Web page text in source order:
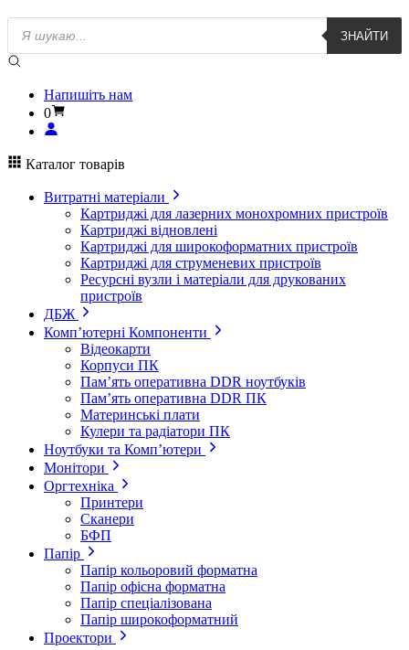
Пошук
товарів
ЗНАЙТИ
Напишіть нам
0
Каталог товарів
Витратні матеріали
Картриджі для лазерних монохромних пристроїв
Картриджі відновлені
Картриджі для широкоформатних пристроїв
Картриджі для струменевих пристроїв
Ресурсні вузли і матеріали для друкованих
пристроїв
ДБЖ
Комп’ютерні Компоненти
Відеокарти
Корпуси ПК
Пам’ять оперативна DDR ноутбуків
Пам’ять оперативна DDR ПК
Материнські плати
Кулери та радіатори ПК
Ноутбуки та Комп’ютери
Монітори
Оргтехніка
Принтери
Сканери
БФП
Папір
Папір кольоровий форматна
Папір офісна форматна
Папір спеціалізована
Папір широкоформатний
Проектори